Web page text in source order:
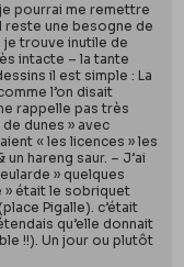
je pourrai me remettre
reste une besogne de
trouve inutile de
intacte – la tante
il est simple : La
l’on disait
rappelle pas très
dunes » avec
« les licences » les
hareng saur. – J’ai
» quelques
» était le sobriquet
Pigalle). c’était
qu’elle donnait
!!). Un jour ou plutôt